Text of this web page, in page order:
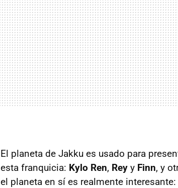
El planeta de Jakku es usado para
esta franquicia: Kylo Ren, Rey y Finn, y
el planeta en sí es realmente